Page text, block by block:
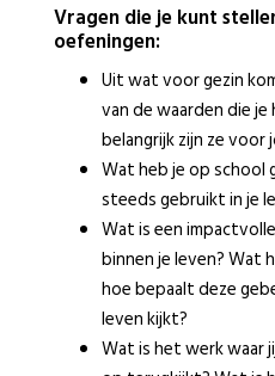
Vragen die je kunt
oefeningen:
Uit wat voor gezin
van de waarden die
belangrijk zijn ze voor
Wat heb je op school
steeds gebruikt in je
Wat is een
binnen je leven? Wat
hoe bepaalt deze
leven kijkt?
Wat is het werk waar